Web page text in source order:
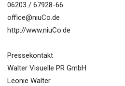
06203 / 67928-66
office@niuCo.de
http://www.niuCo.de
Pressekontakt
Walter Visuelle PR GmbH
Leonie Walter